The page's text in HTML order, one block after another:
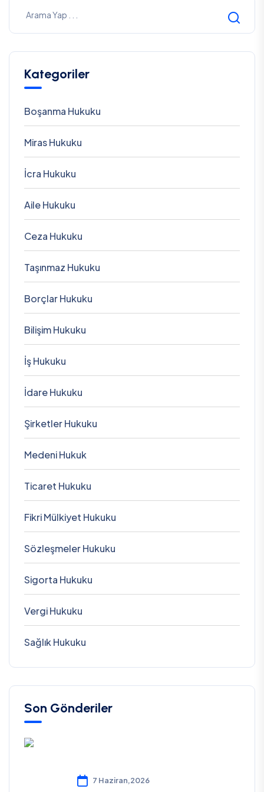
Kategoriler
Boşanma Hukuku
Miras Hukuku
İcra Hukuku
Aile Hukuku
Ceza Hukuku
Taşınmaz Hukuku
Borçlar Hukuku
Bilişim Hukuku
İş Hukuku
İdare Hukuku
Şirketler Hukuku
Medeni Hukuk
Ticaret Hukuku
Fikri Mülkiyet Hukuku
Sözleşmeler Hukuku
Sigorta Hukuku
Vergi Hukuku
Sağlık Hukuku
Son Gönderiler
7 Haziran,2026